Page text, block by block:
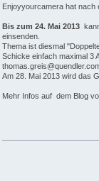
Enjoyyourcamera hat nach
Bis zum 24. Mai 2013
einsenden.
Thema ist diesmal
Schicke einfach maximal 3
Am 28. Mai 2013 wird das
Mehr Infos auf dem Blog